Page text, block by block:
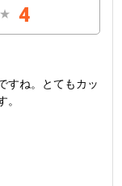
★ 4
すね。とてもカッ